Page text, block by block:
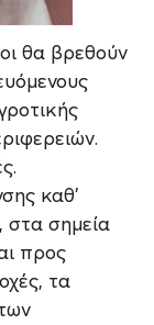
θα βρεθούν
καθ’
στα σημεία
προς
τα